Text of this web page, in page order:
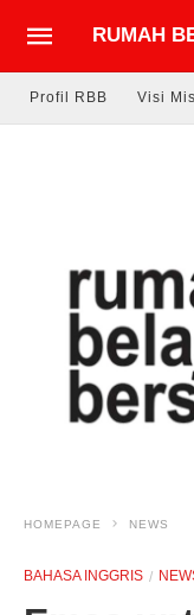
RUMAH
Profil RBB Visi
HOMEPAGE NEWS
BAHASA INGGRIS